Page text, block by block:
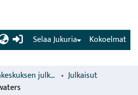
(current) Kokoelmat
Selaa Jukuria
Luonnonvarakeskuksen julkaisut
Julkaisut